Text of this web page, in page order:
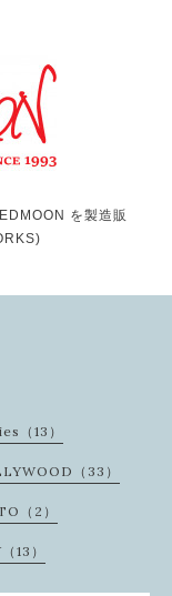
を製造販
（13）
（33）
（2）
13）